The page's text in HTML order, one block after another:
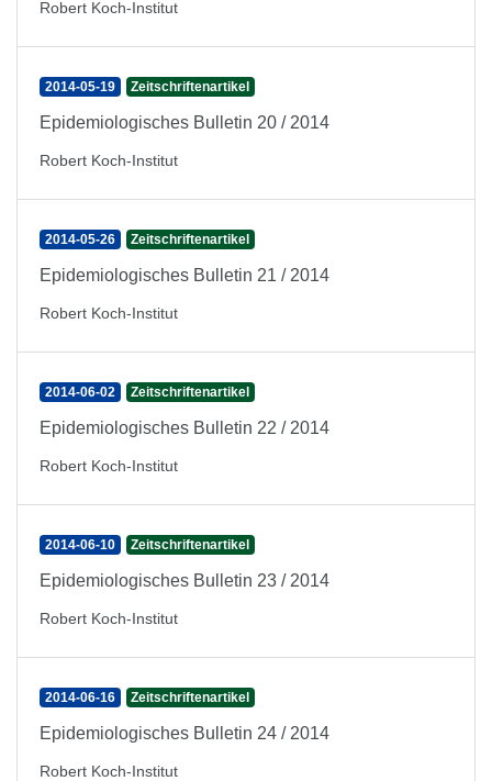
Robert Koch-Institut
2014-05-19 Zeitschriftenartikel
Epidemiologisches Bulletin 20 / 2014
Robert Koch-Institut
2014-05-26 Zeitschriftenartikel
Epidemiologisches Bulletin 21 / 2014
Robert Koch-Institut
2014-06-02 Zeitschriftenartikel
Epidemiologisches Bulletin 22 / 2014
Robert Koch-Institut
2014-06-10 Zeitschriftenartikel
Epidemiologisches Bulletin 23 / 2014
Robert Koch-Institut
2014-06-16 Zeitschriftenartikel
Epidemiologisches Bulletin 24 / 2014
Robert Koch-Institut